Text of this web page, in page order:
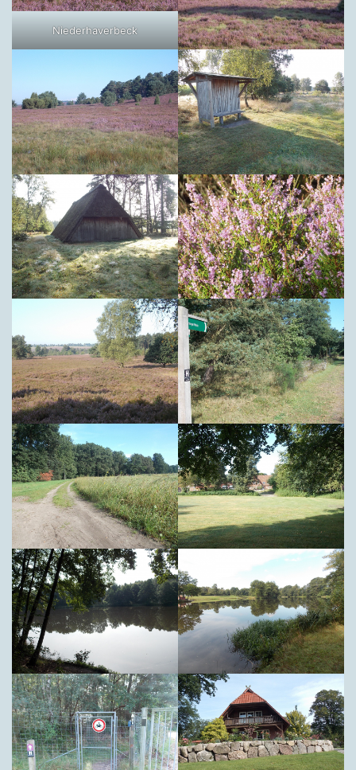
Niederhaverbeck